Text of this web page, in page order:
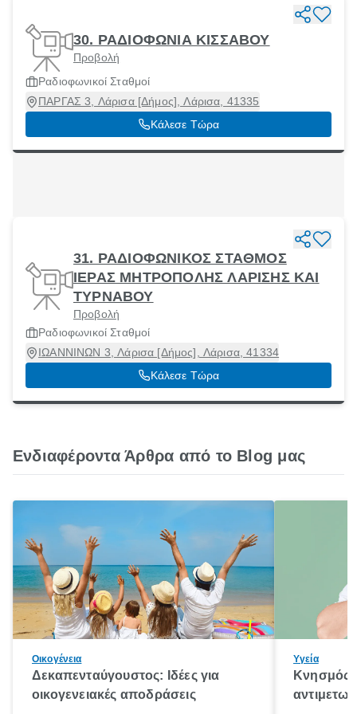
30. ΡΑΔΙΟΦΩΝΙΑ ΚΙΣΣΑΒΟΥ
Προβολή
Ραδιοφωνικοί Σταθμοί
ΠΑΡΓΑΣ 3, Λάρισα [Δήμος], Λάρισα, 41335
Κάλεσε Τώρα
31. ΡΑΔΙΟΦΩΝΙΚΟΣ ΣΤΑΘΜΟΣ
ΙΕΡΑΣ ΜΗΤΡΟΠΟΛΗΣ ΛΑΡΙΣΗΣ ΚΑΙ
ΤΥΡΝΑΒΟΥ
Προβολή
Ραδιοφωνικοί Σταθμοί
ΙΩΑΝΝΙΝΩΝ 3, Λάρισα [Δήμος], Λάρισα, 41334
Κάλεσε Τώρα
Ενδιαφέροντα Άρθρα από το Blog μας
Οικογένεια
Δεκαπενταύγουστος: Ιδέες για
οικογενειακές αποδράσεις
Υγεία
Κνησμός: